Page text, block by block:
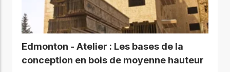
Edmonton - Atelier : Les bases de la
conception en bois de moyenne hauteur